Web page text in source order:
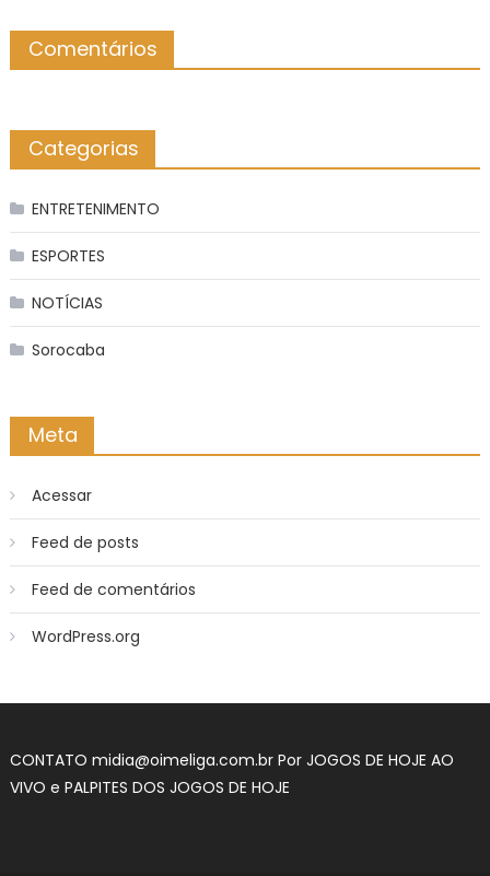
Comentários
Categorias
ENTRETENIMENTO
ESPORTES
NOTÍCIAS
Sorocaba
Meta
Acessar
Feed de posts
Feed de comentários
WordPress.org
CONTATO midia@oimeliga.com.brPor JOGOS DE HOJE AO
VIVO e PALPITES DOS JOGOS DE HOJE